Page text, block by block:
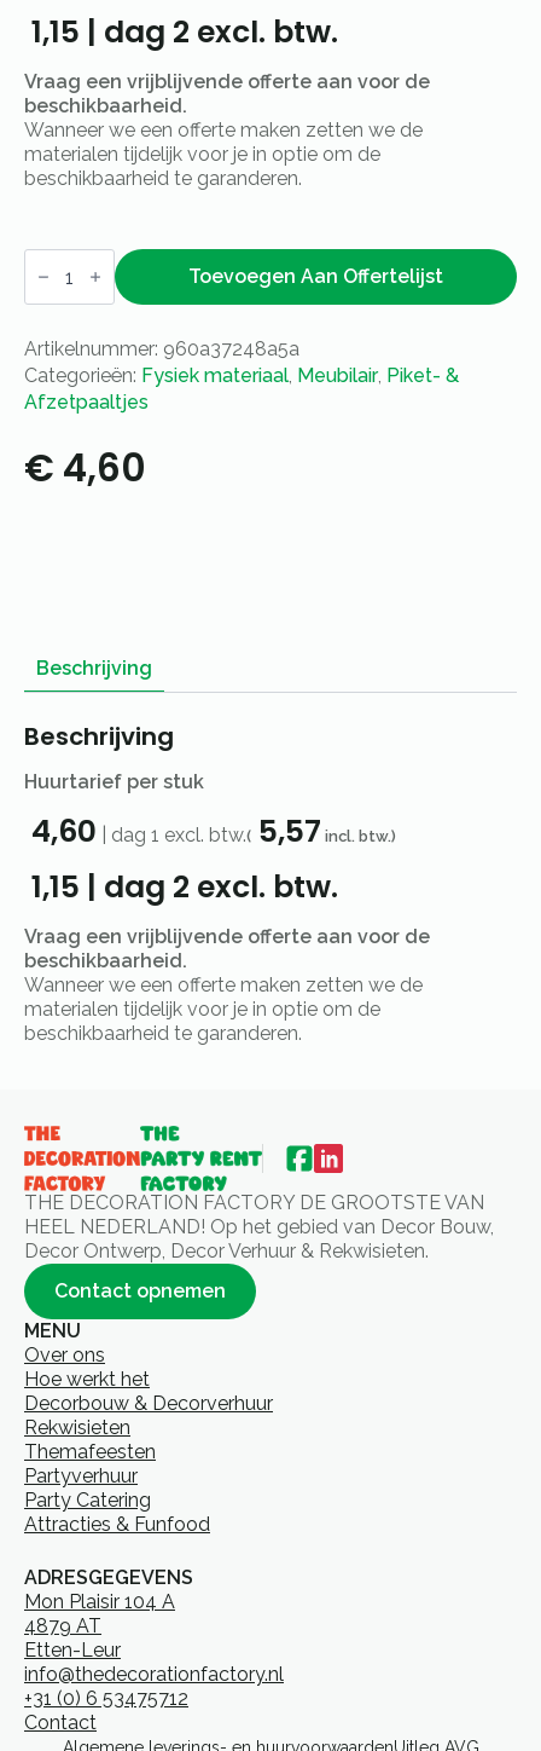
1,15 | dag 2 excl. btw.
Vraag een vrijblijvende offerte aan voor de
beschikbaarheid.
Wanneer we een offerte maken zetten we de
materialen tijdelijk voor je in optie om de
beschikbaarheid te garanderen.
Afzetkoord
velours
bordeauxrood
aantal
Toevoegen Aan Offertelijst
Artikelnummer: 960a37248a5a
Categorieën: Fysiek materiaal Meubilair, Piket- &
Afzetpaaltjes
€ 4,60
Beschrijving
Beschrijving
Huurtarief per stuk
4,60 dag 1 excl. btw.( 5,57 incl. btw.)
1,15 | dag 2 excl. btw.
Vraag een vrijblijvende offerte aan voor de
beschikbaarheid.
Wanneer we een offerte maken zetten we de
materialen tijdelijk voor je in optie om de
beschikbaarheid te garanderen.
THE DECORATION FACTORY DE GROOTSTE VAN
HEEL NEDERLAND! Op het gebied van Decor Bouw,
Decor Ontwerp, Decor Verhuur & Rekwisieten.
Contact opnemen
MENU
Over ons
Hoe werkt het
Decorbouw & Decorverhuur
Rekwisieten
Themafeesten
Partyverhuur
Party Catering
Attracties & Funfood
ADRESGEGEVENS
Mon Plaisir 104 A
4879 AT
Etten-Leur
info@thedecorationfactory.nl
+31 (0) 6 53475712
Contact